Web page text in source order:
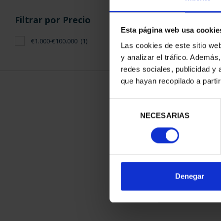
Esta página web usa
Las cookies de este sitio
y analizar el tráfico.
redes sociales, publicidad y
que hayan recopilado a
consentimiento
NECESARIAS
Denegar
Filtrar por Precio
€1.000-€100.000 (1)
Sólo para
ORDENAR POR: